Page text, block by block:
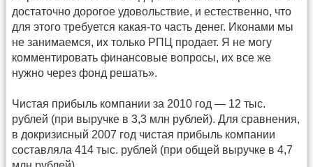
достаточно дорогое удовольствие, и естественно, что
для этого требуется какая-то часть денег. Иконами мы
не занимаемся, их только РПЦ продает. Я не могу
комментировать финансовые вопросы, их все же
нужно через фонд решать».
Чистая прибыль компании за 2010 год — 12 тыс.
рублей (при выручке в 3,3 млн рублей). Для сравнения,
в докризисный 2007 год чистая прибыль компании
составляла 414 тыс. рублей (при общей выручке в 4,7